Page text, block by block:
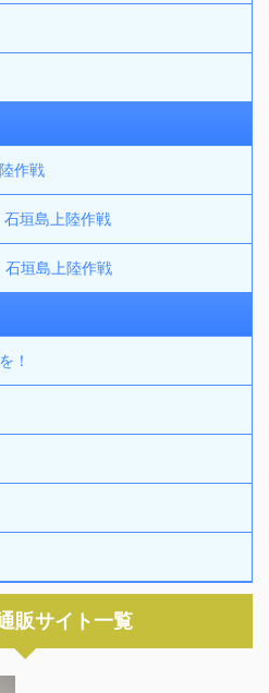
作戦
垣島上陸作戦
垣島上陸作戦
！
販サイト一覧